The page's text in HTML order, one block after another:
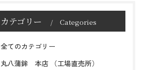
カテゴリー Categories
全てのカテゴリー
丸八蒲鉾 本店 （工場直売所）